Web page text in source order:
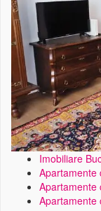
Imobiliare
Apartamente
Apartamente
Apartamente